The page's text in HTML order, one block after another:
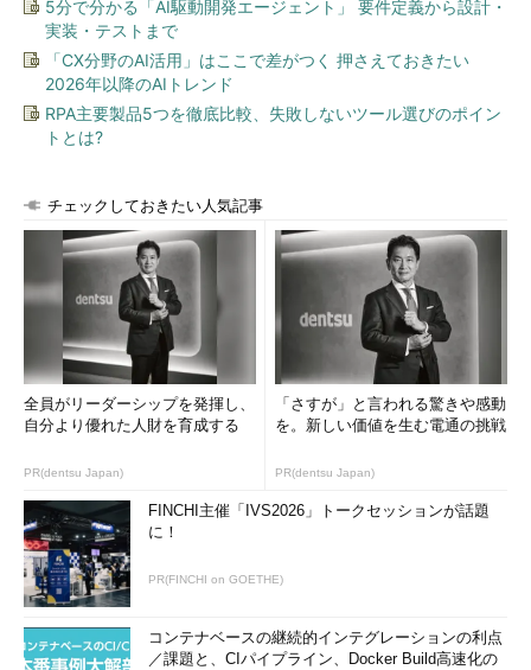
5分で分かる「AI駆動開発エージェント」 要件定義から設計・
実装・テストまで
「CX分野のAI活用」はここで差がつく 押さえておきたい
2026年以降のAIトレンド
RPA主要製品5つを徹底比較、失敗しないツール選びのポイン
トとは?
チェックしておきたい人気記事
全員がリーダーシップを発揮し、
自分より優れた人財を育成する
PR(dentsu Japan)
「さすが」と言われる驚きや感動
を。新しい価値を生む電通の挑戦
PR(dentsu Japan)
FINCHI主催「IVS2026」トークセッションが話題
に！
PR(FINCHI on GOETHE)
コンテナベースの継続的インテグレーションの利点
／課題と、CIパイプライン、Docker Build高速化の